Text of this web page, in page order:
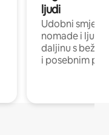
ljudi
Udobni
nomade i ljude
daljinu s
i posebnim